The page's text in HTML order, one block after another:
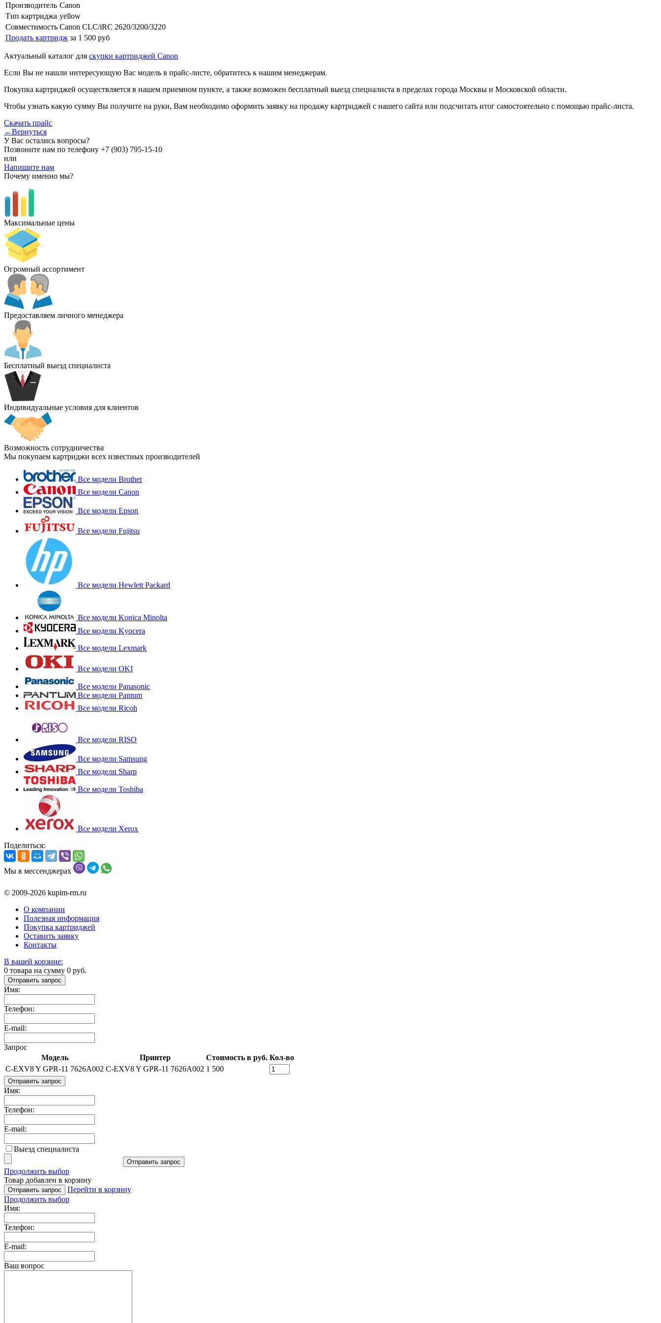
Производитель Canon
Тип картриджа yellow
Совместимость Canon CLC/iRC 2620/3200/3220
Продать картридж за 1 500 руб
Актуальный каталог для скупки картриджей Canon
Если Вы не нашли интересующую Вас модель в прайс-листе, обратитесь к нашим менеджерам.
Покупка картриджей осуществляется в нашем приемном пункте, а также возможен бесплатный выезд специалиста в пределах города Москвы и Московской области.
Чтобы узнать какую сумму Вы получите на руки, Вам необходимо оформить заявку на продажу картриджей с нашего сайта или подсчитать итог самостоятельно с помощью прайс-листа.
Скачать прайс
←Вернуться
У Вас остались вопросы?
Позвоните нам по телефону +7 (903) 795-15-10
или
Напишите нам
Почему именно мы?
Максимальные цены
Огромный ассортимент
Предоставляем личного менеджера
Бесплатный выезд специалиста
Индивидуальные условия для клиентов
Возможность сотрудничества
Мы покупаем картриджи всех известных производителей
Все модели Brother
Все модели Canon
Все модели Epson
Все модели Fujitsu
Все модели Hewlett Packard
Все модели Konica Minolta
Все модели Kyocera
Все модели Lexmark
Все модели OKI
Все модели Panasonic
Все модели Pantum
Все модели Ricoh
Все модели RISO
Все модели Samsung
Все модели Sharp
Все модели Toshiba
Все модели Xerox
Поделиться:
Мы в мессенджерах
© 2009-2026 kupim-rm.ru
О компании
Полезная информация
Покупка картриджей
Оставить заявку
Контакты
В вашей корзине:
0 товара на сумму 0 руб.
Отправить запрос
Имя:
Телефон:
E-mail:
Запрос
Модель
Принтер Стоимость в руб. Кол-во
C-EXV8 Y GPR-11 7626A002 C-EXV8 Y GPR-11 7626A002 1 500
Отправить запрос
Имя:
Телефон:
E-mail:
Выезд специалиста
Отправить запрос
Продолжить выбор
Товар добавлен в корзину
Отправить запрос
Перейти в корзину
Продолжить выбор
Имя:
Телефон:
E-mail:
Ваш вопрос